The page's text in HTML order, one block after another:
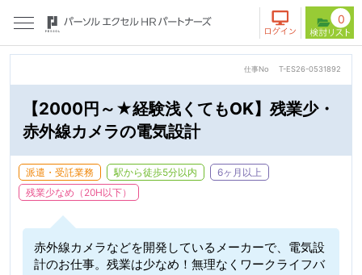
0
仕事No T-ES26-0531892
【2000円～★経験浅くてもOK】残業少・
赤外線カメラの電気設計
派遣・受託業務 駅から徒歩5分以内
6ヶ月以上
残業少なめ（20H以下）
赤外線カメラなどを開発しているメーカーで、電気設
計のお仕事。残業は少なめ！無理なくワークライフバ